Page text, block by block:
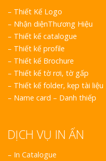
– Thiết Kế Logo
– Nhận diệnThương Hiệu
– Thiết kế catalogue
– Thiết kế profile
– Thiết kế Brochure
– Thiết kế tờ rơi, tờ gấp
– Thiết kế folder, kẹp tài liệu
– Name card – Danh thiếp
DỊCH VỤ IN ẤN
– In Catalogue